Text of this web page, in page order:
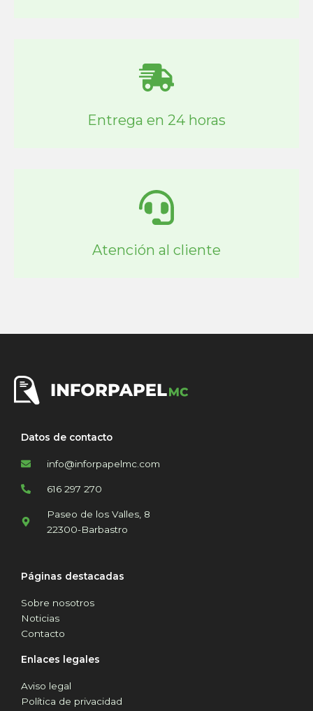
Entrega en 24 horas
Atención al cliente
Datos de contacto
info@inforpapelmc.com
616 297 270
Paseo de los Valles, 8
22300-Barbastro
Páginas destacadas
Sobre nosotros
Noticias
Contacto
Enlaces legales
Aviso legal
Política de privacidad